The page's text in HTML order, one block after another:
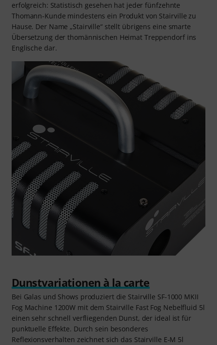
erfolgreich: Statistisch gesehen hat jeder fünfzehnte
Thomann-Kunde mindestens ein Produkt von Stairville zu
Hause. Der Name „Stairville“ stellt übrigens eine smarte
Übersetzung der thomännischen Heimat Treppendorf ins
Englische dar.
Dunstvariationen à la carte
Bei Galas und Shows produziert die Stairville SF-1000 MKII
Fog Machine 1200W mit dem Stairville Fast Fog Nebelfluid 5l
einen sehr schnell verfliegenden Dunst, der ideal ist für
punktuelle Effekte. Durch sein besonderes
Reflexionsverhalten zeichnet sich das Stairville E-M 5l